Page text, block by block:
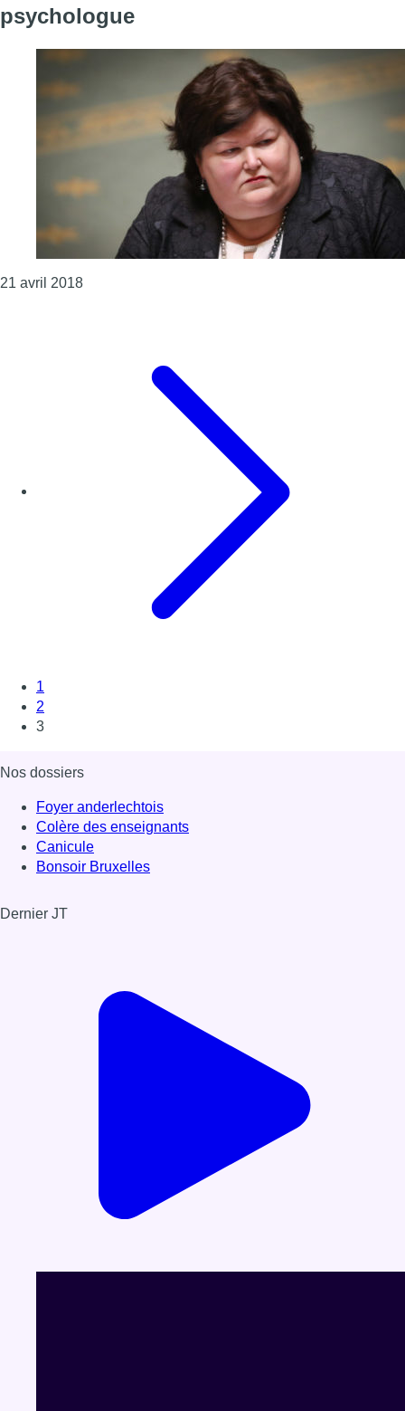
psychologue
21 avril 2018Consulter l'article "Maggie De Block annonce le
1
2
3
Nos dossiers
Foyer anderlechtois
Colère des enseignants
Canicule
Bonsoir Bruxelles
Dernier JT